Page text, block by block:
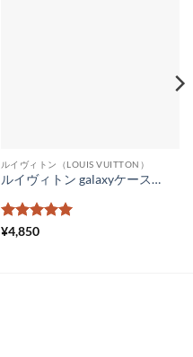
ルイヴィトン（LOUIS VUITTON）
ルイヴィトン galaxyケースs23/s20/s20+ ギャラクシーs21 ケース ブランド 大人っぽいスマホケース galaxyケース かわいい LV ギャラクシーカバー カップル お揃い
5段階中
¥4,850